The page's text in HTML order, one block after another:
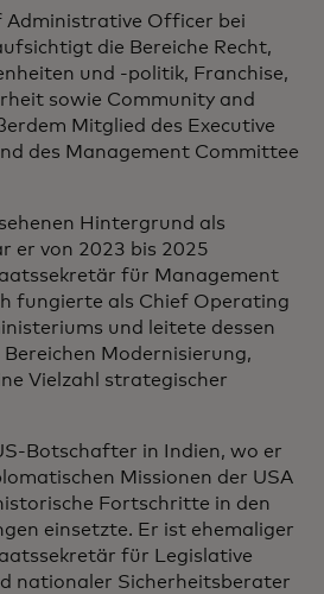
Administrative Officer bei
die Bereiche Recht,
und -politik, Franchise,
sowie Community and
Mitglied des Executive
des Management Committee
Hintergrund als
er von 2023 bis 2025
für Management
fungierte als Chief Operating
und leitete dessen
Bereichen Modernisierung,
Vielzahl strategischer
Botschafter in Indien, wo er
Missionen der USA
Fortschritte in den
einsetzte. Er ist ehemaliger
für Legislative
nationaler Sicherheitsberater